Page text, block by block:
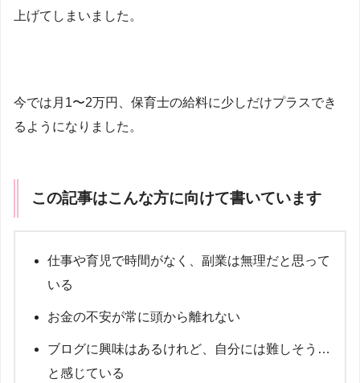
上げてしまいました。
今では月1〜2万円、保育士の給料に少しだけプラスでき
るようになりました。
この記事はこんな方に向けて書いています
仕事や育児で時間がなく、副業は無理だと思って
いる
お金の不安が常に頭から離れない
ブログに興味はあるけれど、自分には難しそう…
と感じている